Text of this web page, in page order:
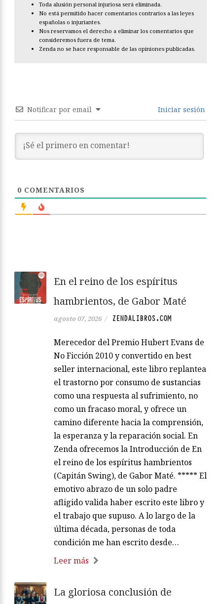
Toda alusión personal injuriosa será eliminada.
No está permitido hacer comentarios contrarios a las leyes
españolas o injuriantes.
Nos reservamos el derecho a eliminar los comentarios que
consideremos fuera de tema.
Zenda no se hace responsable de las opiniones publicadas.
Notificar por email Iniciar sesión
0 COMENTARIOS
En el reino de los espíritus
hambrientos, de Gabor Maté
agosto 07, 2026 / ZENDALIBROS.COM
Merecedor del Premio Hubert Evans de
No Ficción 2010 y convertido en best
seller internacional, este libro replantea
el trastorno por consumo de sustancias
como una respuesta al sufrimiento, no
como un fracaso moral, y ofrece un
camino diferente hacia la comprensión,
la esperanza y la reparación social. En
Zenda ofrecemos la Introducción de En
el reino de los espíritus hambrientos
(Capitán Swing), de Gabor Maté. ***** El
emotivo abrazo de un solo padre
afligido valida haber escrito este libro y
el trabajo que supuso. A lo largo de la
última década, personas de toda
condición me han escrito desde…
Leer más
La gloriosa conclusión de